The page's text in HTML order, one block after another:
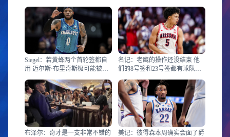
Siegel：若黄蜂两个首轮签都自
用 迈尔斯·布里奇斯极可能被交
名记：老鹰的操作还没结束 他
们的8号签和23号签都有球队询
布泽尔：奇才是一支非常不错的
美记：彼得森本周确实会面了爵